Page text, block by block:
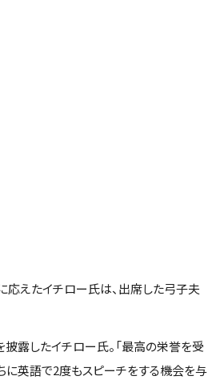
応えたイチロー氏は、出席した弓子夫
露したイチロー氏。「最高の栄誉を受
に英語で2度もスピーチをする機会を与